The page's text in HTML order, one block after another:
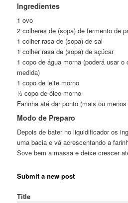
Ingredientes
1 ovo
2 colheres de (sopa) de fermento de
1 colher rasa de (sopa) de sal
1 colher rasa de (sopa) de açúcar
1 copo de água morna (poderá usar
medida)
1 copo de leite morno
½ copo de óleo morno
Farinha até dar ponto (mais ou
Modo de Preparo
Depois de bater no liquidificador os
uma bacia e vá acrescentando a
Sove bem a massa e deixe crescer
Submit a new post
Title